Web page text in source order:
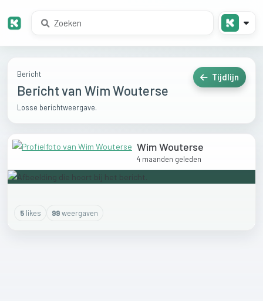
Bericht
Bericht van Wim Wouterse
Losse berichtweergave.
Tijdlijn
Wim Wouterse
4 maanden geleden
5likes 99weergaven